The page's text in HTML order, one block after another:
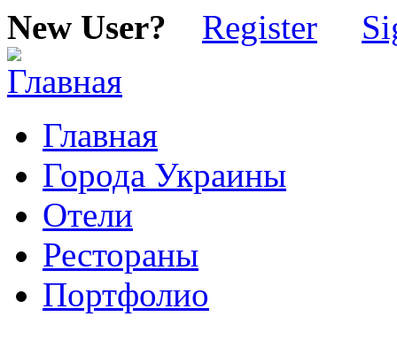
New User? Register
Главная
Города Украины
Отели
Рестораны
Портфолио